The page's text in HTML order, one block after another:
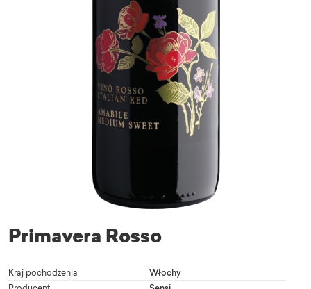
Primavera Rosso
Kraj pochodzenia
Włochy